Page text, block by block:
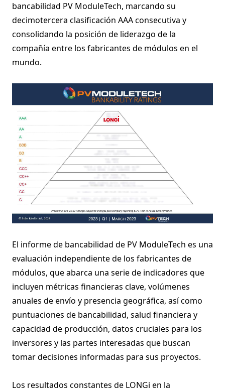
bancabilidad PV ModuleTech, marcando su
decimotercera clasificación AAA consecutiva y
consolidando la posición de liderazgo de la
compañía entre los fabricantes de módulos en el
mundo.
El informe de bancabilidad de PV ModuleTech es una
evaluación independiente de los fabricantes de
módulos, que abarca una serie de indicadores que
incluyen métricas financieras clave, volúmenes
anuales de envío y presencia geográfica, así como
puntuaciones de bancabilidad, salud financiera y
capacidad de producción, datos cruciales para los
inversores y las partes interesadas que buscan
tomar decisiones informadas para sus proyectos.
Los resultados constantes de LONGi en la